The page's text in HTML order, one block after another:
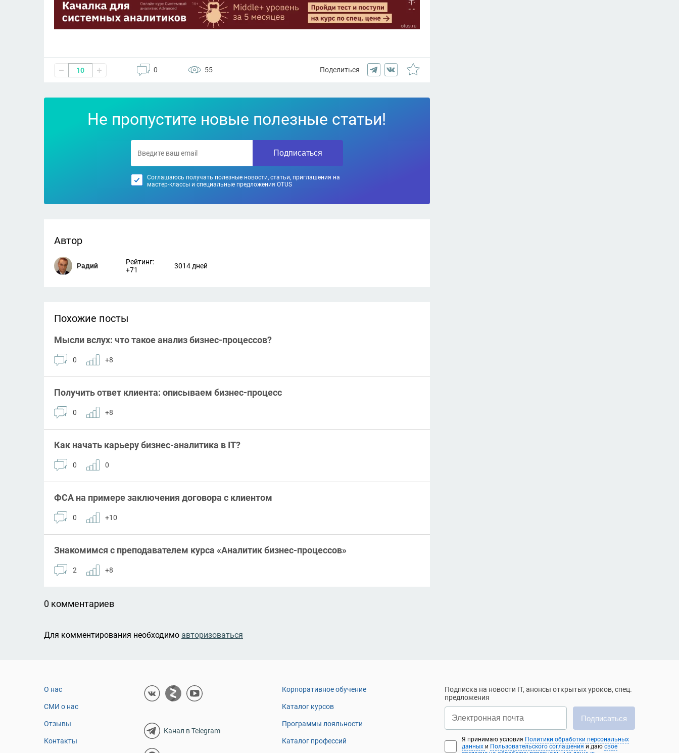
Поделиться
10 0 55
Не пропустите новые полезные статьи!
Подписаться
Соглашаюсь получать полезные новости, статьи, приглашения на
мастер-классы и специальные предложения OTUS
Автор
Радий
Рейтинг:
+71
3014 дней
Похожие посты
Мысли вслух: что такое анализ бизнес-процессов?
0 +8
Получить ответ клиента: описываем бизнес-процесс
0 +8
Как начать карьеру бизнес-аналитика в IT?
0 0
ФСА на примере заключения договора с клиентом
0 +10
Знакомимся с преподавателем курса «Аналитик бизнес-процессов»
2 +8
0 комментариев
Для комментирования необходимо авторизоваться
О нас
СМИ о нас
Отзывы
Контакты
Канал в Telegram
Корпоративное обучение
Каталог курсов
Программы лояльности
Каталог профессий
Подписка на новости IT, анонсы открытых уроков, спец.
предложения
Подписаться
Я принимаю условия Политики обработки персональных
данных и Пользовательского соглашения и даюсвое